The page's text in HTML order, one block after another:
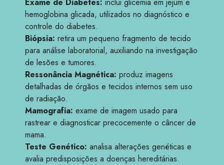
hemoglobina glicada, utilizados no diagnóstico e
controle do diabetes.
Biópsia: retira um pequeno fragmento de tecido
para análise laboratorial, auxiliando na investigação
de lesões e tumores.
Ressonância Magnética: produz imagens
detalhadas de órgãos e tecidos internos sem uso
de radiação.
Mamografia: exame de imagem usado para
rastrear e diagnosticar precocemente o câncer de
mama.
Teste Genético: analisa alterações genéticas e
avalia predisposições a doenças hereditárias.